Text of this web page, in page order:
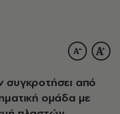
συγκροτήσει από
ομάδα με